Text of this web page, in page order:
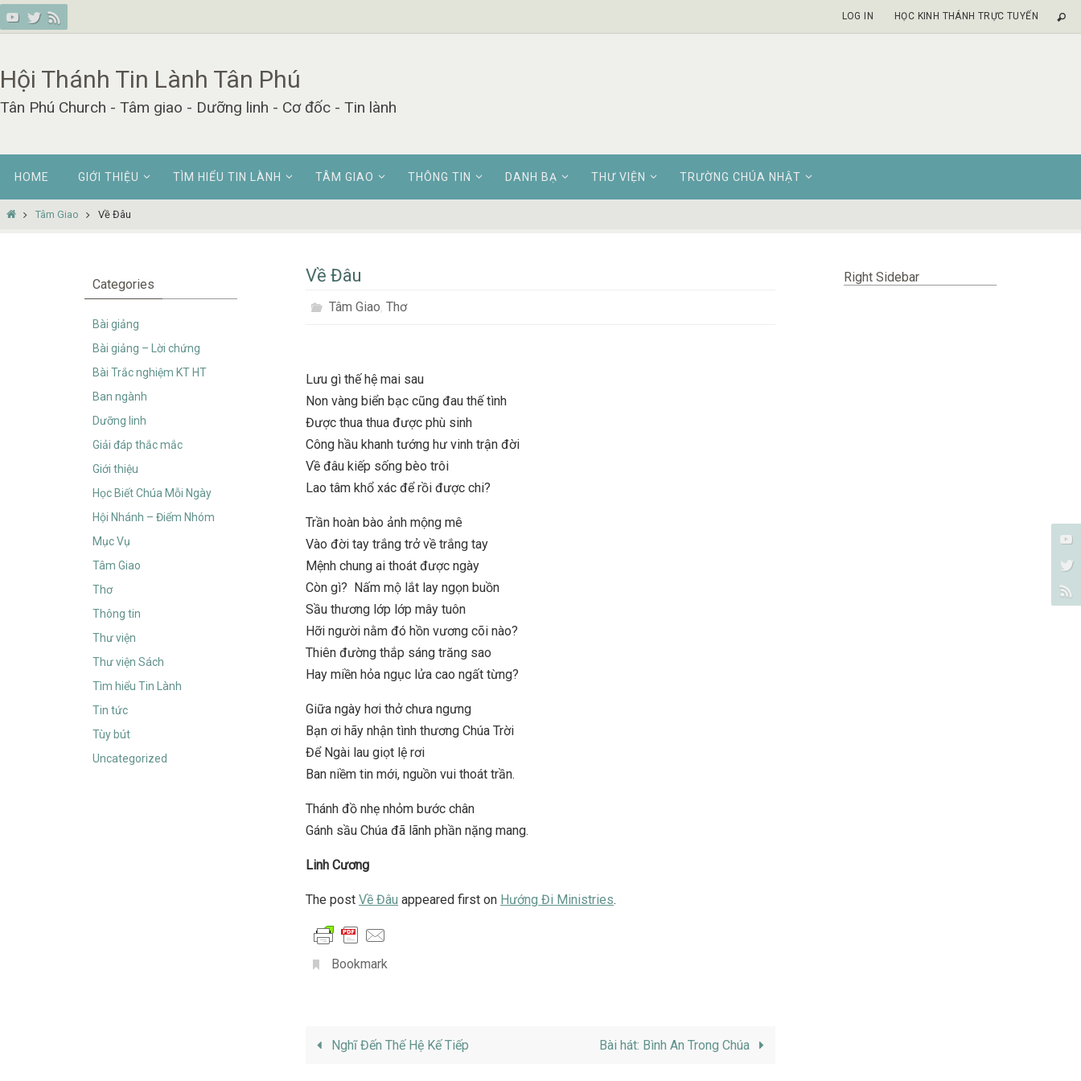
Skip
to
LOG IN HỌC KINH THÁNH TRỰC TUYẾN
Hội Thánh Tin Lành Tân Phú
Tân Phú Church - Tâm giao - Dưỡng linh - Cơ đốc - Tin lành
content
HOME GIỚI THIỆU TÌM HIỂU TIN LÀNH TÂM GIAO THÔNG TIN DANH BẠ THƯ VIỆN TRƯỜNG CHÚA NHẬT
HomeTâm Giao Về Đâu
Về Đâu
Tâm Giao, Thơ
Lưu gì thế hệ mai sau
Non vàng biển bạc cũng đau thế tình
Được thua thua được phù sinh
Công hầu khanh tướng hư vinh trận đời
Về đâu kiếp sống bèo trôi
Lao tâm khổ xác để rồi được chi?
Trần hoàn bào ảnh mộng mê
Vào đời tay trắng trở về trắng tay
Mệnh chung ai thoát được ngày
Còn gì? Nấm mộ lắt lay ngọn buồn
Sầu thương lớp lớp mây tuôn
Hỡi người nằm đó hồn vương cõi nào?
Thiên đường thắp sáng trăng sao
Hay miền hỏa ngục lửa cao ngất từng?
Giữa ngày hơi thở chưa ngưng
Bạn ơi hãy nhận tình thương Chúa Trời
Để Ngài lau giọt lệ rơi
Ban niềm tin mới, nguồn vui thoát trần.
Thánh đồ nhẹ nhỏm bước chân
Gánh sầu Chúa đã lãnh phần nặng mang.
Linh Cương
The post Về Đâu appeared first on Hướng Đi Ministries.
Bookmark.
Nghĩ Đến Thế Hệ Kế Tiếp Bài hát: Bình An Trong Chúa
Categories
Bài giảng
Bài giảng – Lời chứng
Bài Trắc nghiệm KT HT
Ban ngành
Dưỡng linh
Giải đáp thắc mắc
Giới thiệu
Học Biết Chúa Mỗi Ngày
Hội Nhánh – Điểm Nhóm
Mục Vụ
Tâm Giao
Thơ
Thông tin
Thư viện
Thư viện Sách
Tìm hiểu Tin Lành
Tin tức
Tùy bút
Uncategorized
Right Sidebar